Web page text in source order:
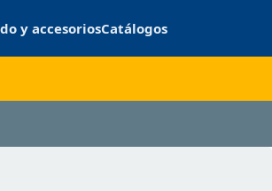
y accesoriosCatálogos